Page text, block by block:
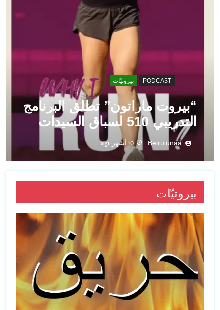
PODCAST بيروتيّات
“بيروت ماراتون” تطلق البرنامج
التدريبي 510 لسباق السيدات
Beirutunaa 10 أشهر ago
بيروتيّات